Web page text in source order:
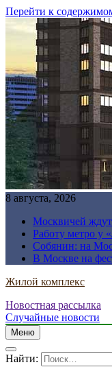
Перейти к
8 августа, 2026
Москвичей
Работу метро у
Собянин: на
В Москве на
Жилой комплекс
Новостная рассылка
Случайные новости
Меню
Найти: